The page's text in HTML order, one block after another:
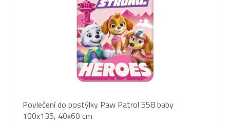
Povlečení do postýlky Paw Patrol 558 baby
100x135, 40x60 cm